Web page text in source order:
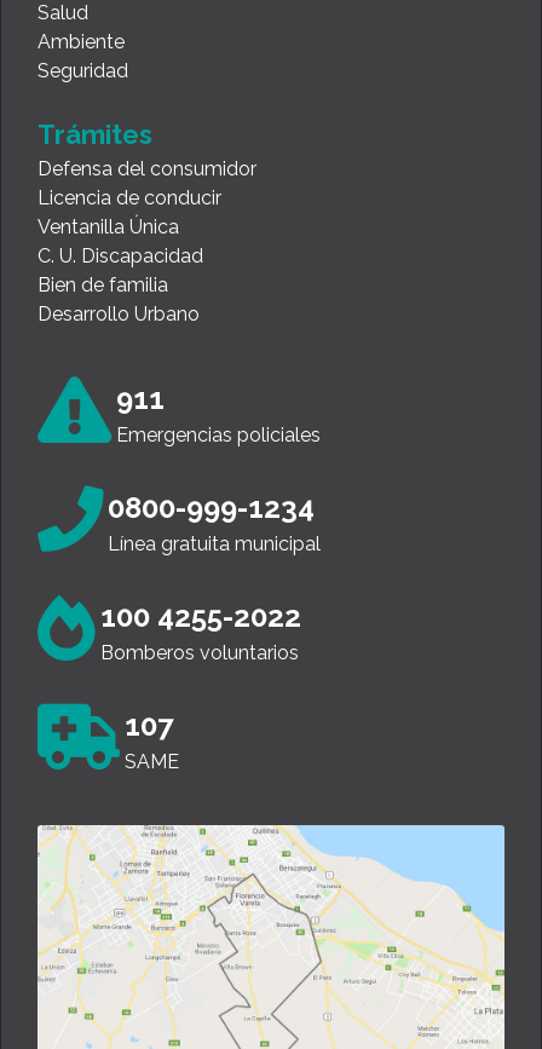
Salud
Ambiente
Seguridad
Trámites
Defensa del consumidor
Licencia de conducir
Ventanilla Única
C. U. Discapacidad
Bien de familia
Desarrollo Urbano
911
Emergencias policiales
0800-999-1234
Línea gratuita municipal
100 4255-2022
Bomberos voluntarios
107
SAME